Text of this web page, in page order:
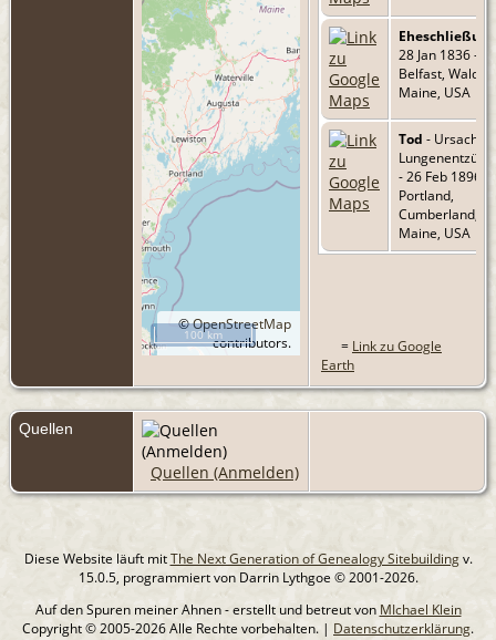
©OpenStreetMap
contributors.
100 km
Eheschließung
28 Jan 1836 -
Belfast, Waldo,
Maine, USA
Tod - Ursache:
- 26 Feb 1896 -
Portland,
Cumberland,
Maine, USA
= Link zu Google
Earth
Quellen
Quellen (Anmelden)
Diese Website läuft mitThe Next Generation of Genealogy Sitebuildingv.
15.0.5, programmiert von Darrin Lythgoe © 2001-2026.
Auf den Spuren meiner Ahnen - erstellt und betreut von MIchael Klein
Copyright © 2005-2026 Alle Rechte vorbehalten. | Datenschutzerklärung.